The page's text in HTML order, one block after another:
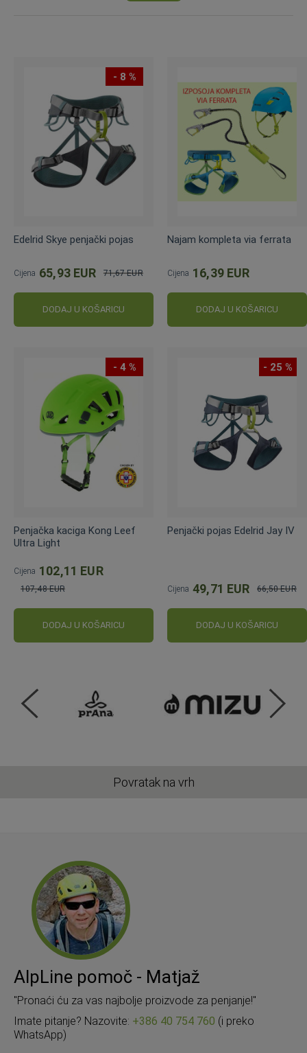
- 8 %
Edelrid Skye penjački pojas
Cijena 65,93 EUR
cijena
71,67 EUR
DODAJ U KOŠARICU
Najam kompleta via ferrata
Cijena 16,39 EUR
DODAJ U KOŠARICU
- 4 %
Penjačka kaciga Kong Leef
Ultra Light
Cijena 102,11 EUR
107,48 EUR
DODAJ U KOŠARICU
- 25 %
Penjački pojas Edelrid Jay IV
Cijena 49,71 EUR
cijena
66,50 EUR
DODAJ U KOŠARICU
Povratak na vrh
AlpLine pomoč - Matjaž
"Pronaći ću za vas najbolje proizvode za penjanje!"
Imate pitanje? Nazovite: +386 40 754 760 (i preko
WhatsApp)